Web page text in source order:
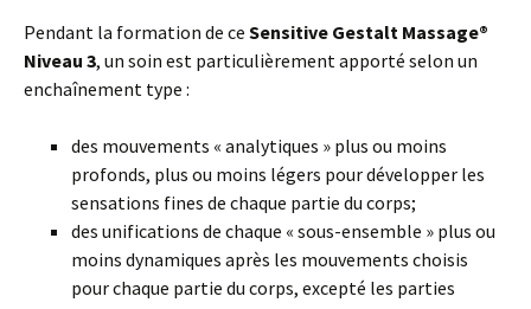
Pendant la formation de ce Sensitive Gestalt Massage®
Niveau 3, un soin est particulièrement apporté selon un
enchaînement type :
des mouvements « analytiques » plus ou moins
profonds, plus ou moins légers pour développer les
sensations fines de chaque partie du corps;
des unifications de chaque « sous-ensemble » plus ou
moins dynamiques après les mouvements choisis
pour chaque partie du corps, excepté les parties